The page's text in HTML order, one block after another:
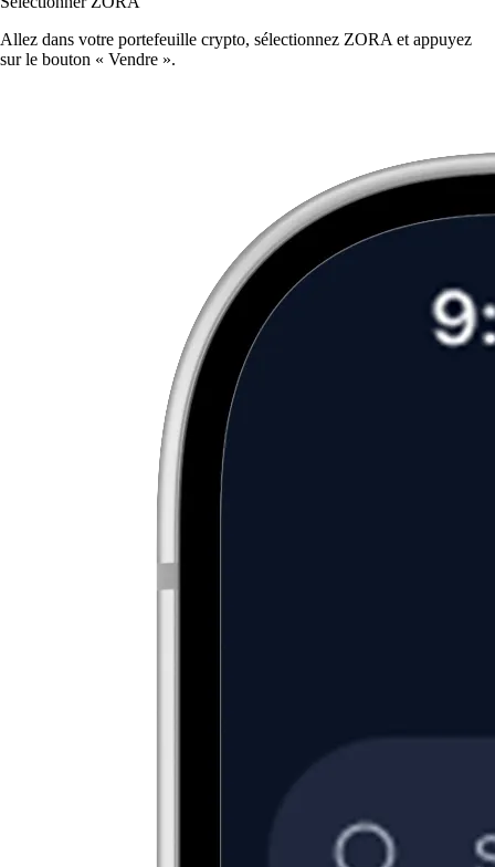
Allez dans votre portefeuille crypto, sélectionnez ZORA et appuyez
sur le bouton « Vendre ».